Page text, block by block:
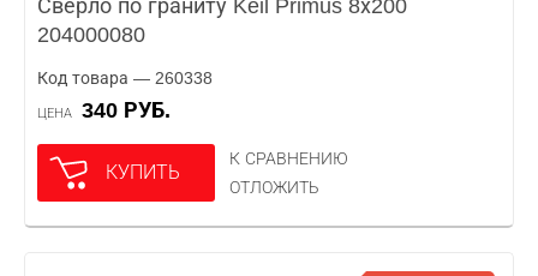
Сверло по граниту Keil Primus 8х200
204000080
Код товара — 260338
ЦЕНА 340 РУБ.
КУПИТЬ
К СРАВНЕНИЮ
ОТЛОЖИТЬ